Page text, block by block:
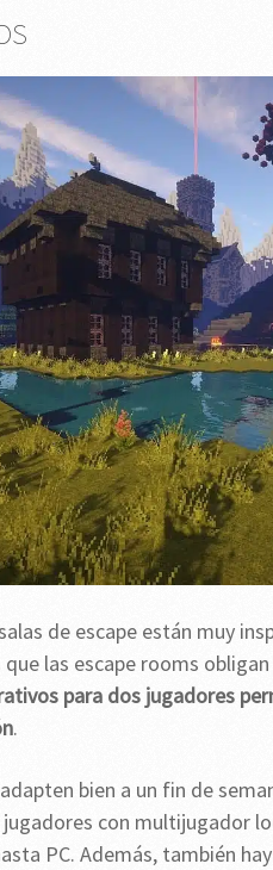
de escape están muy
las escape rooms
para dos jugadores
.
bien a un fin de
con multijugador
PC. Además, también